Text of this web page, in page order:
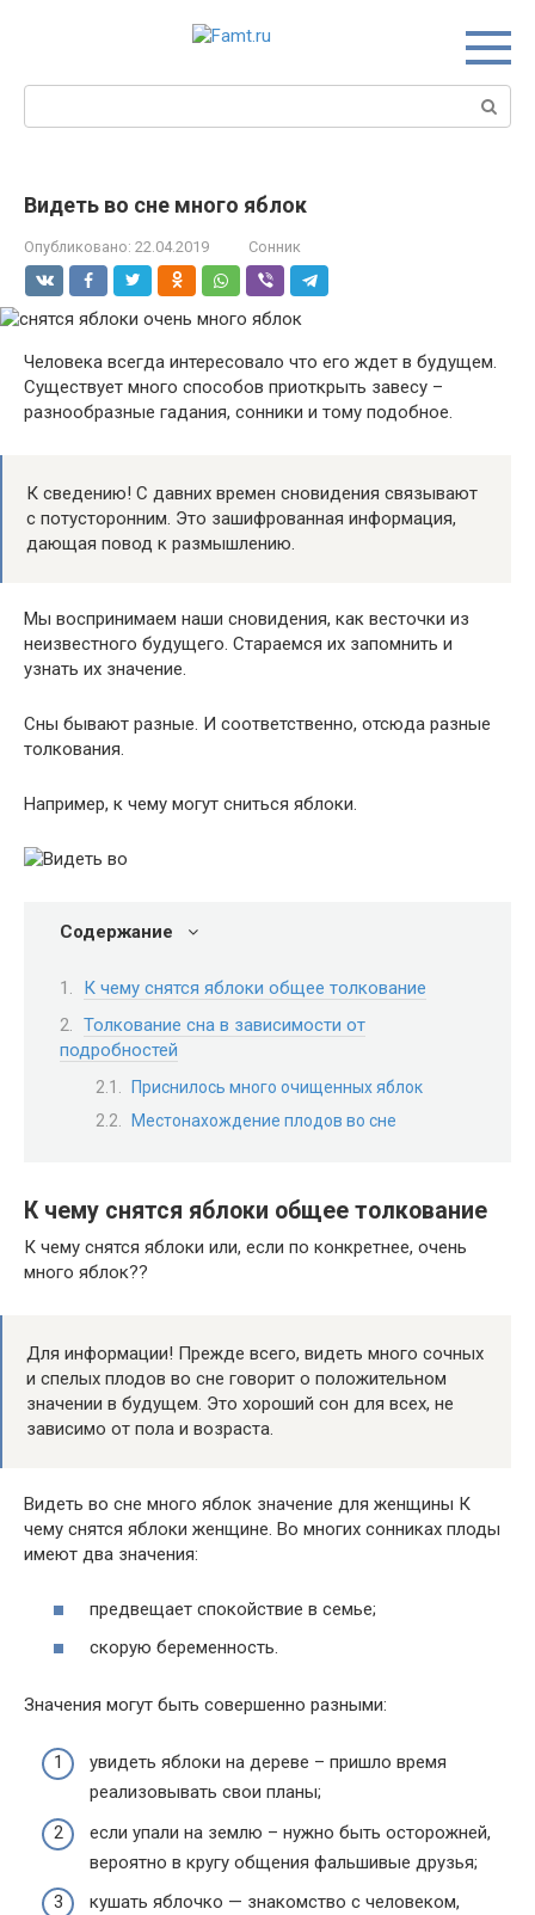
Видеть во сне много яблок
Опубликовано: 22.04.2019 Сонник
Человека всегда интересовало что его ждет в будущем.
Существует много способов приоткрыть завесу –
разнообразные гадания, сонники и тому подобное.
К сведению! С давних времен сновидения связывают
с потусторонним. Это зашифрованная информация,
дающая повод к размышлению.
Мы воспринимаем наши сновидения, как весточки из
неизвестного будущего. Стараемся их запомнить и
узнать их значение.
Сны бывают разные. И соответственно, отсюда разные
толкования.
Например, к чему могут сниться яблоки.
Содержание
К чему снятся яблоки общее толкование
Толкование сна в зависимости от
подробностей
Приснилось много очищенных яблок
Местонахождение плодов во сне
К чему снятся яблоки общее толкование
К чему снятся яблоки или, если по конкретнее, очень
много яблок??
Для информации! Прежде всего, видеть много сочных
и спелых плодов во сне говорит о положительном
значении в будущем. Это хороший сон для всех, не
зависимо от пола и возраста.
Видеть во сне много яблок значение для женщины К
чему снятся яблоки женщине. Во многих сонниках плоды
имеют два значения:
предвещает спокойствие в семье;
скорую беременность.
Значения могут быть совершенно разными:
увидеть яблоки на дереве – пришло время
реализовывать свои планы;
если упали на землю – нужно быть осторожней,
вероятно в кругу общения фальшивые друзья;
кушать яблочко — знакомство с человеком,